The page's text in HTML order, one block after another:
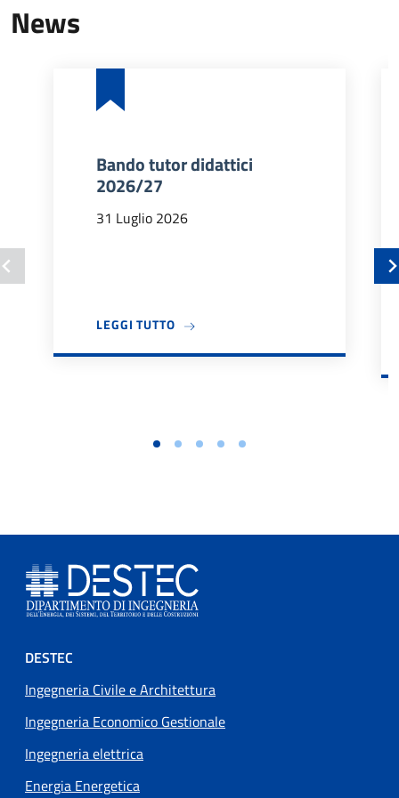
News
Bando tutor didattici
2026/27
31 Luglio 2026
LEGGI TUTTOA PROPOSITO DI BANDO TUTOR
Footer menu
DESTEC
Ingegneria Civile e Architettura
Ingegneria Economico Gestionale
Ingegneria elettrica
Energia Energetica